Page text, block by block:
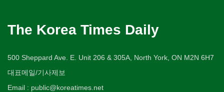
The Korea Times Daily
500 Sheppard Ave. E. Unit 206 & 305A, North York, ON M2N 6H7
대표메일/기사제보
Email : public@koreatimes.net